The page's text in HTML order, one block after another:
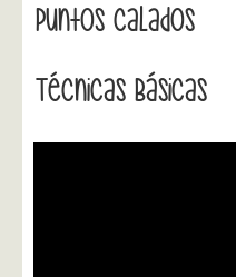
Puntos Calados
Técnicas Básicas